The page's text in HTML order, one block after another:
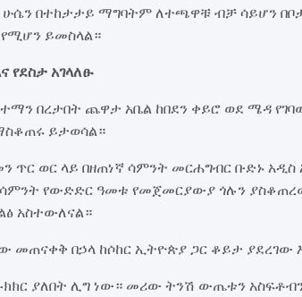
ሁሴን በተከታታይ ማግባትም ለተጫዋቹ ብቻ ሳይሆን
ይመስላል።
የደስታ አገላለፁ
በረታበት ጨዋታ አቤል ከበደን ቀይሮ ወደ ሜዳ
ይታወሳል።
ጥር ወር ላይ በዘጠነኛ ሳምንት መርሐግብር ቡድኑ
ሳምንት የውድድር ዓመቱ የመጀመርያውያ ጎሉን
አስተውለናል።
በኃላ ከሶከር ኢትዮጵያ ጋር ቆይታ ያደረገው
ያለበት ሊግ ነው። መሪው ትንሽ ውጤቱን